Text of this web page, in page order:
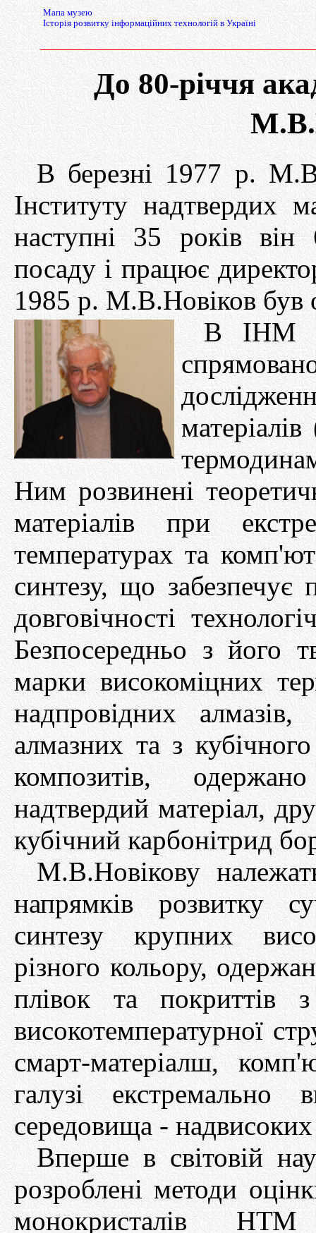
Мапа музею
Історія розвитку інформаційних технологій в Україні
До 80-річчя
В березні 1977 р.
Інституту
наступні 35 років
посаду і працює
1985 р. М.В.Новіков
В ІНМ
Ним розвинені
матеріалів при
температурах та
синтезу, що забезпечує
довговічності
Безпосередньо з його
марки високоміцних
надпровідних
алмазних та з
композитів,
надтвердий матеріал,
кубічний карбонітрид
М.В.Новікову
напрямків розвитку
синтезу крупних
різного кольору,
плівок та покриттів
високотемпературної
смарт-матеріалш,
галузі екстремально
середовища - надвисоких
Вперше в світовій
розроблені методи
монокристалів